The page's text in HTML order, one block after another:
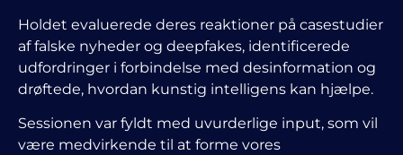
Holdet evaluerede deres reaktioner på casestudier
af falske nyheder og deepfakes, identificerede
udfordringer i forbindelse med desinformation og
drøftede, hvordan kunstig intelligens kan hjælpe.
Sessionen var fyldt med uvurderlige input, som vil
være medvirkende til at forme vores